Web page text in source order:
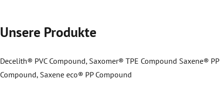
Unsere Produkte
Decelith® PVC Compound, Saxomer® TPE Compound Saxene® PP
Compound, Saxene eco® PP Compound